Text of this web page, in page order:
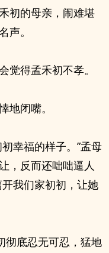
初的母亲，闹难堪
声。
觉得孟禾初不孝。
地闭嘴。
幸福的样子。”孟母
，反而还咄咄逼人
我们家初初，让她
彻底忍无可忍，猛地